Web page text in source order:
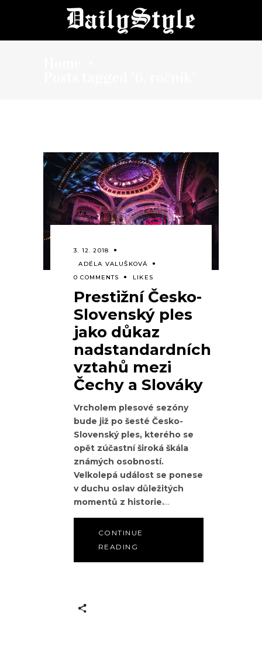
3. 12. 2018
ADÉLA VALUŠKOVÁ
0 COMMENTS
LIKES
Prestižní Česko-
Slovenský ples
jako důkaz
nadstandardních
vztahů mezi
Čechy a Slováky
Vrcholem plesové sezóny
bude již po šesté Česko-
Slovenský ples, kterého se
opět zúčastní široká škála
známých osobností.
Velkolepá událost se ponese
v duchu oslav důležitých
momentů z historie.
CONTINUE
READING